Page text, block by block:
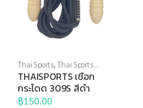
Thai Sports,Thai Sports
Brand,อุปกรณ์บริหารกาย
เชือกกระโดด
THAISPORTS เชือก
กระโดด 309S สีดำ
฿150.00